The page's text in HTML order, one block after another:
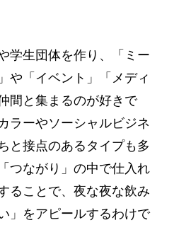
学生団体を作り、「ミー
や「イベント」「メディ
間と集まるのが好きで
ラーやソーシャルビジネ
と接点のあるタイプも多
つながり」の中で仕入れ
ることで、夜な夜な飲み
」をアピールするわけで